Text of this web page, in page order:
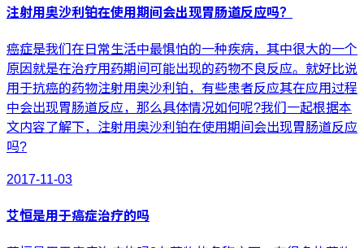
注射用奥沙利铂在使用期间会出现胃肠道反应吗？
癌症是我们在日常生活中最惧怕的一种疾病，其中很大的一个
原因就是在治疗用药期间可能出现的药物不良反应。就好比说
用于抗癌的药物注射用奥沙利铂，有些患者反应其在应用过程
中会出现胃肠道反应，那么具体情况如何呢?我们一起根据本
文内容了解下，注射用奥沙利铂在使用期间会出现胃肠道反应
吗?
2017-11-03
艾恒是用于癌症治疗的吗